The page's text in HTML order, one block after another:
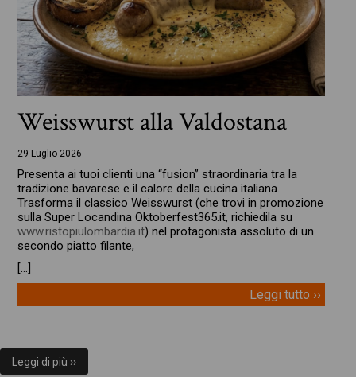
Weisswurst alla Valdostana
29 Luglio 2026
Presenta ai tuoi clienti una “fusion” straordinaria tra la
tradizione bavarese e il calore della cucina italiana.
Trasforma il classico Weisswurst (che trovi in promozione
sulla Super Locandina Oktoberfest365.it, richiedila su
www.ristopiulombardia.it) nel protagonista assoluto di un
secondo piatto filante,
[…]
Leggi tutto ››
Leggi di più ››